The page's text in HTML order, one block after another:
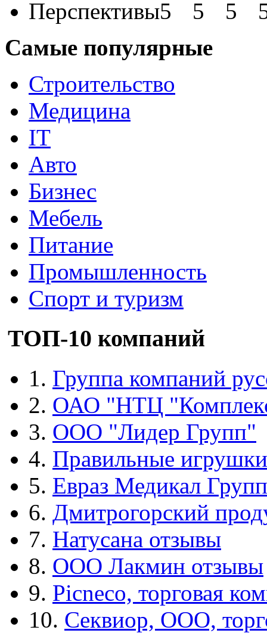
Перспективы
Самые популярные
Строительство
Медицина
IT
Авто
Бизнес
Мебель
Питание
Промышленность
Спорт и туризм
ТОП-10 компаний
1. Группа компаний
2. ОАО "НТЦ
3. ООО "Лидер Групп"
4. Правильные игрушки
5. Евраз Медикал Групп
6. Дмитрогорский
7. Натусана отзывы
8. ООО Лакмин отзывы
9. Picneco, торговая
10. Секвиор, ООО,